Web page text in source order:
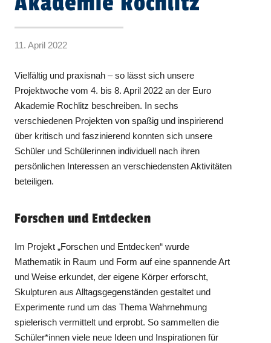
11. April 2022
Vielfältig und praxisnah – so lässt sich unsere
Projektwoche vom 4. bis 8. April 2022 an der Euro
Akademie Rochlitz beschreiben. In sechs
verschiedenen Projekten von spaßig und inspirierend
über kritisch und faszinierend konnten sich unsere
Schüler und Schülerinnen individuell nach ihren
persönlichen Interessen an verschiedensten Aktivitäten
beteiligen.
Forschen und Entdecken
Im Projekt „Forschen und Entdecken“ wurde
Mathematik in Raum und Form auf eine spannende Art
und Weise erkundet, der eigene Körper erforscht,
Skulpturen aus Alltagsgegenständen gestaltet und
Experimente rund um das Thema Wahrnehmung
spielerisch vermittelt und erprobt. So sammelten die
Schüler*innen viele neue Ideen und Inspirationen für